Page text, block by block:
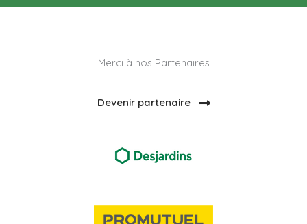
Merci à nos Partenaires
Devenir partenaire